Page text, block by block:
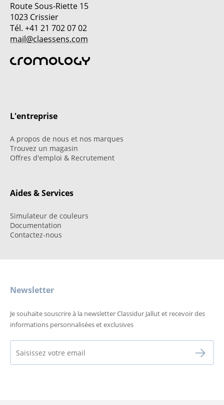
Route Sous-Riette 15
1023 Crissier
Tél. +41 21 702 07 02
mail@claessens.com
L'entreprise
A propos de nous et nos marques
Trouvez un magasin
Offres d'emploi & Recrutement
Aides & Services
Simulateur de couleurs
Documentation
Contactez-nous
Newsletter
Je souhaite souscrire à la newsletter Classidur Jallut et recevoir des
informations personnalisées et exclusives